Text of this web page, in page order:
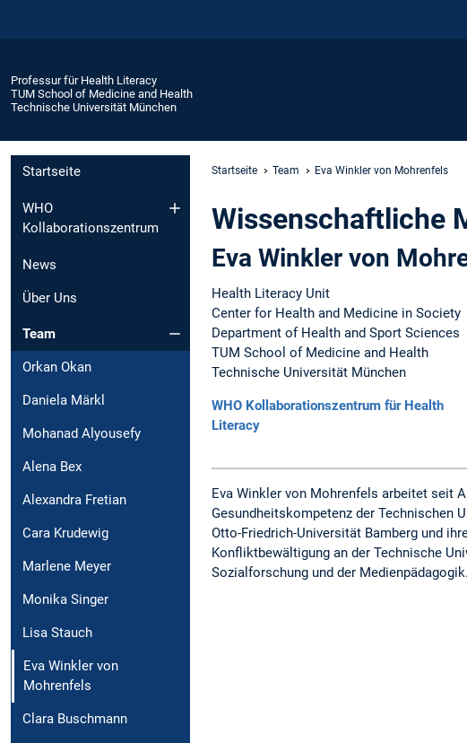
Professur für Health Literacy
TUM School of Medicine and Health
Technische Universität München
Startseite
WHO
Kollaborationszentrum
News
Über Uns
Team
Orkan Okan
Daniela Märkl
Mohanad Alyousefy
Alena Bex
Alexandra Fretian
Cara Krudewig
Marlene Meyer
Monika Singer
Lisa Stauch
Eva Winkler von
Mohrenfels
Clara Buschmann
Startseite Team Eva Winkler von Mohrenfels
Wissenschaftliche
Eva Winkler von
Health Literacy Unit
Center for Health and Medicine in Society
Department of Health and Sport Sciences
TUM School of Medicine and Health
Technische Universität München
WHO Kollaborationszentrum für Health
Literacy
Eva Winkler von Mohrenfels arbeitet seit
Gesundheitskompetenz der Technischen
Otto-Friedrich-Universität Bamberg und
Konfliktbewältigung an der Technische
Sozialforschung und der Medienpädagogik.